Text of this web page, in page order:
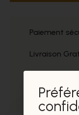
Paiement
Livraison